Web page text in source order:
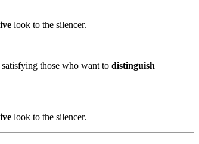
look to the silencer.
those who want to distinguish
look to the silencer.